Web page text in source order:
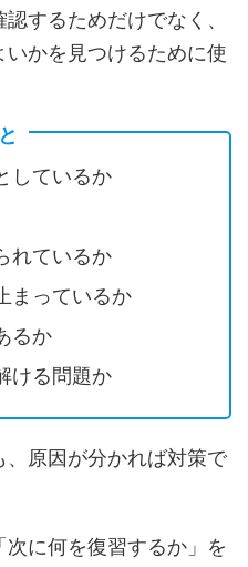
するためだけでなく、
かを見つけるために使
しているか
れているか
まっているか
るか
ける問題か
原因が分かれば対策で
に何を復習するか」を